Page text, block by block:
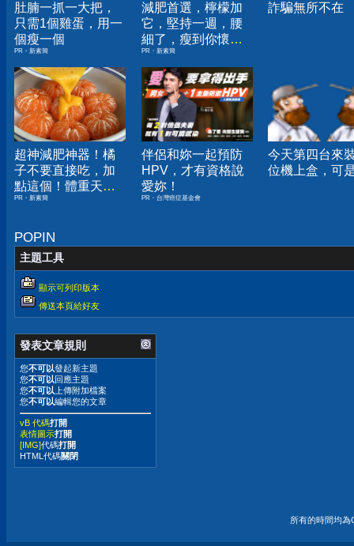
肚腩一抓一大把，
只需1個雞蛋，用一
個瘦一個
PR・新素簡
減肥首選，檸檬加
它，堅持一週，腰
細了，瘦到你懷疑
人生
PR・新素簡
詐騙無所不在
超神減肥神器！橘
子不要直接吃，加
點這個！體重天天
下降
PR・新素簡
伴侶和妳一起預防
HPV，才有資格說
愛妳！
PR・台灣癌症基金會
今天第四台來
位機上盒，可
POPIN
主題工具
顯示可列印版本
傳送本頁給好友
發表文章規則
您不可以發起新主題
您不可以 回應主題
您不可以 上傳附加檔案
您不可以編輯您的文章
vB 代碼打開
表情圖示打開
[IMG]代碼打開
HTML代碼關閉
所有的時間均為